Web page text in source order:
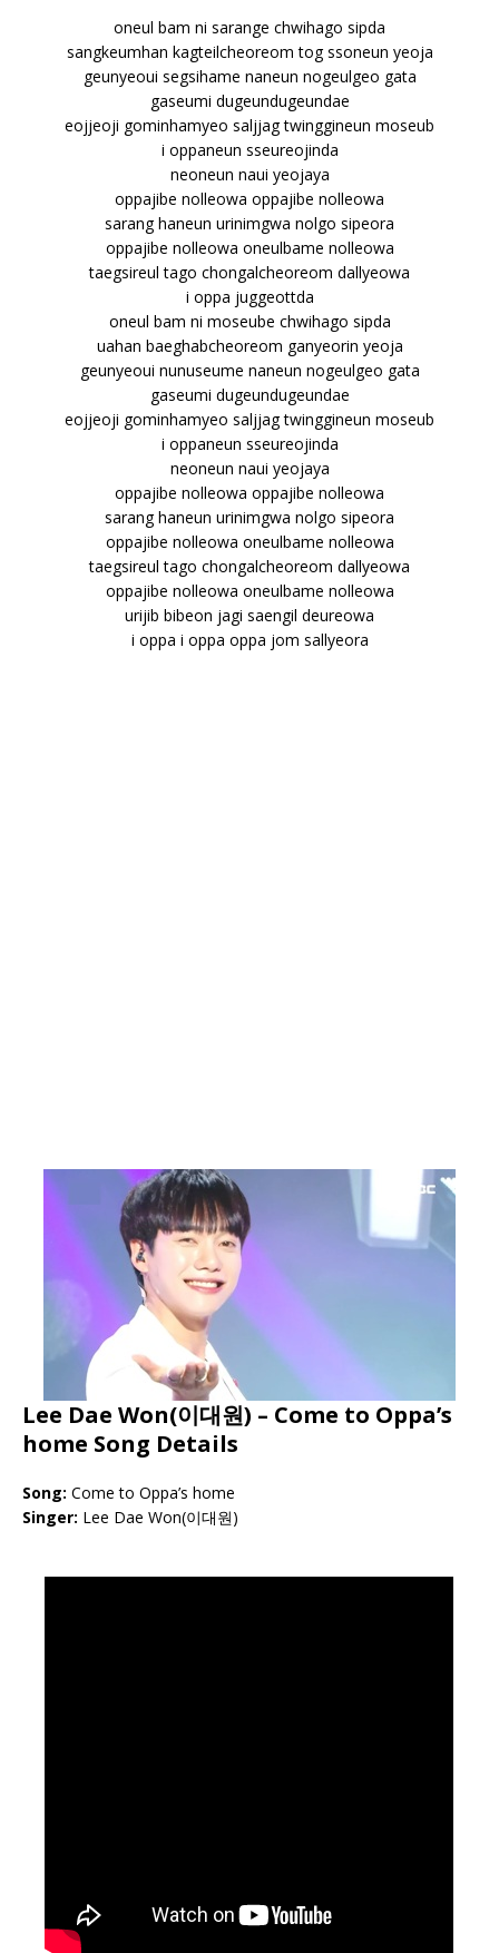
oneul bam ni sarange chwihago sipda
sangkeumhan kagteilcheoreom tog ssoneun yeoja
geunyeoui segsihame naneun nogeulgeo gata
gaseumi dugeundugeundae
eojjeoji gominhamyeo saljjag twinggineun moseub
i oppaneun sseureojinda
neoneun naui yeojaya
oppajibe nolleowa oppajibe nolleowa
sarang haneun urinimgwa nolgo sipeora
oppajibe nolleowa oneulbame nolleowa
taegsireul tago chongalcheoreom dallyeowa
i oppa juggeottda
oneul bam ni moseube chwihago sipda
uahan baeghabcheoreom ganyeorin yeoja
geunyeoui nunuseume naneun nogeulgeo gata
gaseumi dugeundugeundae
eojjeoji gominhamyeo saljjag twinggineun moseub
i oppaneun sseureojinda
neoneun naui yeojaya
oppajibe nolleowa oppajibe nolleowa
sarang haneun urinimgwa nolgo sipeora
oppajibe nolleowa oneulbame nolleowa
taegsireul tago chongalcheoreom dallyeowa
oppajibe nolleowa oneulbame nolleowa
urijib bibeon jagi saengil deureowa
i oppa i oppa oppa jom sallyeora
Lee Dae Won(이대원) – Come to Oppa’s
home Song Details
Song: Come to Oppa’s home
Singer: Lee Dae Won(이대원)